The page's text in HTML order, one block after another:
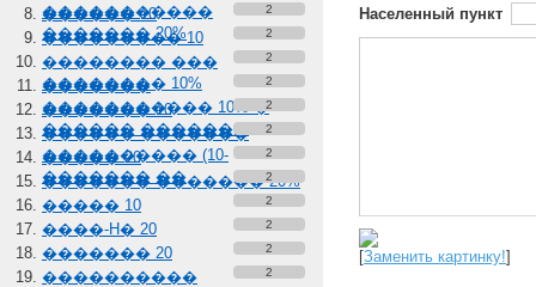
�����������
������� 20%
������ 10 2
��������� 10 2
�������� ���
�������� 10%
2
�������
����������� 10% �
������ �������
2
������� 10 2
������ �������
���������� (10-
������� ��
2
����� 20 2
������� ������� 20%
2
����� 10 2
����-H� 20 2
������� 20 2
����������
2
Населенный пункт
[Заменить картинку!]